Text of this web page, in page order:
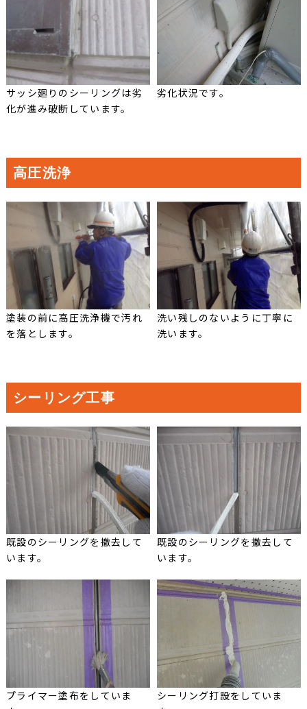
サッシ廻りのシーリングは劣
化が進み破断しています。
劣化状況です。
高圧洗浄
塗装の前に高圧洗浄機で汚れ
を落とします。
洗い残しのないように丁寧に
洗います。
シーリング工事
既設のシーリングを撤去して
います。
既設のシーリングを撤去して
います。
プライマー塗布をしていま
シーリング打設をしていま